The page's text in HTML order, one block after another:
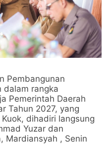
Pembangunan
dalam rangka
Pemerintah Daerah
Tahun 2027, yang
dihadiri langsung
Yuzar dan
Mardiansyah , Senin